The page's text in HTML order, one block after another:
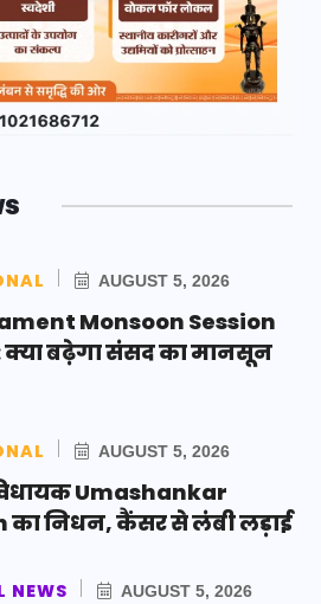
AUGUST 5, 2026
Monsoon Session
क्या बढ़ेगा संसद का मानसून
AUGUST 5, 2026
Umashankar
का निधन, कैंसर से लंबी लड़ाई
NEWS AUGUST 5, 2026